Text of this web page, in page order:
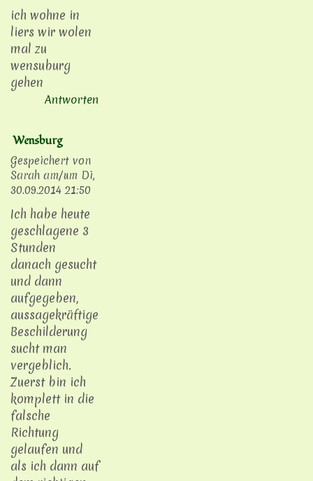
ich wohne in
liers wir wolen
mal zu
wensuburg
gehen
Antworten
Wensburg
Gespeichert von
Sarah am/um Di,
30.09.2014 21:50
Ich habe heute
geschlagene 3
Stunden
danach gesucht
und dann
aufgegeben,
aussagekräftige
Beschilderung
sucht man
vergeblich.
Zuerst bin ich
komplett in die
falsche
Richtung
gelaufen und
als ich dann auf